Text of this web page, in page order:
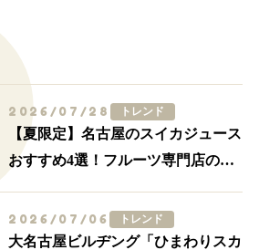
2026/07/28 トレンド
【夏限定】名古屋のスイカジュース
おすすめ4選！フルーツ専門店の一
2026/07/06 トレンド
大名古屋ビルヂング「ひまわりスカ